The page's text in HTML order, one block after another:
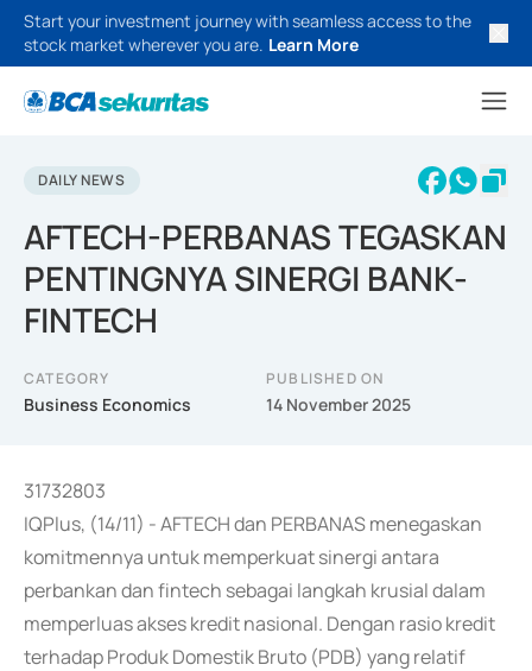
Start your investment journey with seamless access to the
stock market wherever you are. Learn More
DAILY NEWS
AFTECH-PERBANAS TEGASKAN
PENTINGNYA SINERGI BANK-
FINTECH
CATEGORY
Business Economics
PUBLISHED ON
14 November 2025
31732803
IQPlus, (14/11) - AFTECH dan PERBANAS menegaskan
komitmennya untuk memperkuat sinergi antara
perbankan dan fintech sebagai langkah krusial dalam
memperluas akses kredit nasional. Dengan rasio kredit
terhadap Produk Domestik Bruto (PDB) yang relatif